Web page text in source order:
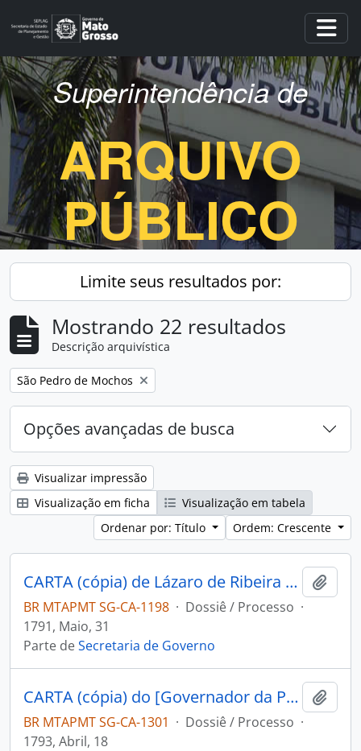
Skip to main content
Superintendência de
ARQUIVO
PÚBLICO
Limite seus resultados por:
Mostrando 22 resultados
Descrição arquivística
Remover filtro:
São Pedro de Mochos
Opções avançadas de busca
Visualizar impressão
Visualização em ficha
Visualização em tabela
Ordenar por: Título
Ordem: Crescente
CARTA (cópia) de Lázaro de Ribeira ao Administrador de La Magdalena.
BR MTAPMT SG-CA-1198 · Dossiê / Processo ·
1791, Maio, 31
Parte deSecretaria de Governo
CARTA (cópia) do [Governador da Província de Mochos] Miguel Frevino Nassare Manrique de Lara ao [Governador e Capitão-General da Capitania de Mato Grosso] João de Albuquerque de Mello Pereira e Cáceres.
BR MTAPMT SG-CA-1301 · Dossiê / Processo ·
1793, Abril, 18